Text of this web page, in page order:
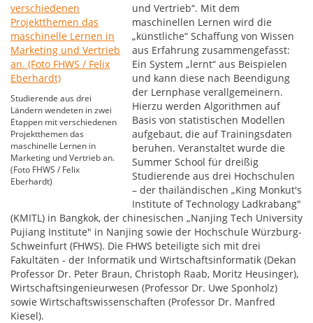
Studierende aus drei
Ländern wendeten in zwei
Etappen mit verschiedenen
Projektthemen das
maschinelle Lernen in
Marketing und Vertrieb an.
(Foto FHWS / Felix
Eberhardt)
und Vertrieb“. Mit dem
maschinellen Lernen wird die
„künstliche“ Schaffung von Wissen
aus Erfahrung zusammengefasst:
Ein System „lernt“ aus Beispielen
und kann diese nach Beendigung
der Lernphase verallgemeinern.
Hierzu werden Algorithmen auf
Basis von statistischen Modellen
aufgebaut, die auf Trainingsdaten
beruhen. Veranstaltet wurde die
Summer School für dreißig
Studierende aus drei Hochschulen
– der thailändischen „King Monkut's
Institute of Technology Ladkrabang"
(KMITL) in Bangkok, der chinesischen „Nanjing Tech University
Pujiang Institute" in Nanjing sowie der Hochschule Würzburg-
Schweinfurt (FHWS). Die FHWS beteiligte sich mit drei
Fakultäten - der Informatik und Wirtschaftsinformatik (Dekan
Professor Dr. Peter Braun, Christoph Raab, Moritz Heusinger),
Wirtschaftsingenieurwesen (Professor Dr. Uwe Sponholz)
sowie Wirtschaftswissenschaften (Professor Dr. Manfred
Kiesel).